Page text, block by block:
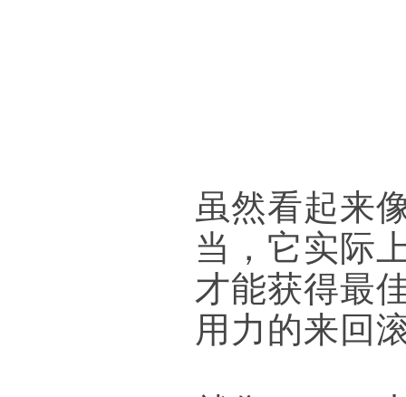
虽然看起来
当，它实际
才能获得最
用力的来回